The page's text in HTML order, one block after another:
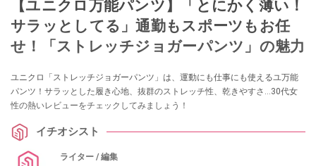
【ユニクロ万能パンツ】「とにかく薄い！
サラッとしてる」通勤もスポーツもお任
せ！「ストレッチジョガーパンツ」の魅力
ユニクロ「ストレッチジョガーパンツ」は、運動にも仕事にも使えるユ万能
パンツ！サラッとした履き心地、抜群のストレッチ性、乾きやすさ…30代女
性の熱いレビューをチェックしてみましょう！
イチオシスト
ライター / 編集